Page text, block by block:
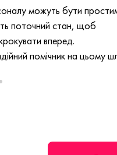
можуть бути
поточний стан, щоб
вперед.
помічник на цьому